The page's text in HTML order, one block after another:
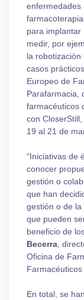
enfermedades
para implantar
medir, por
la
casos
Europeo de
Parafarmacia,
farmacéuticos
con
19 al 21 de
“Iniciativas de
conocer
gestión o
que han
gestión o de la
que pueden
beneficio de
Becerra ,
Oficina de
Farmacéuticos
En total, se